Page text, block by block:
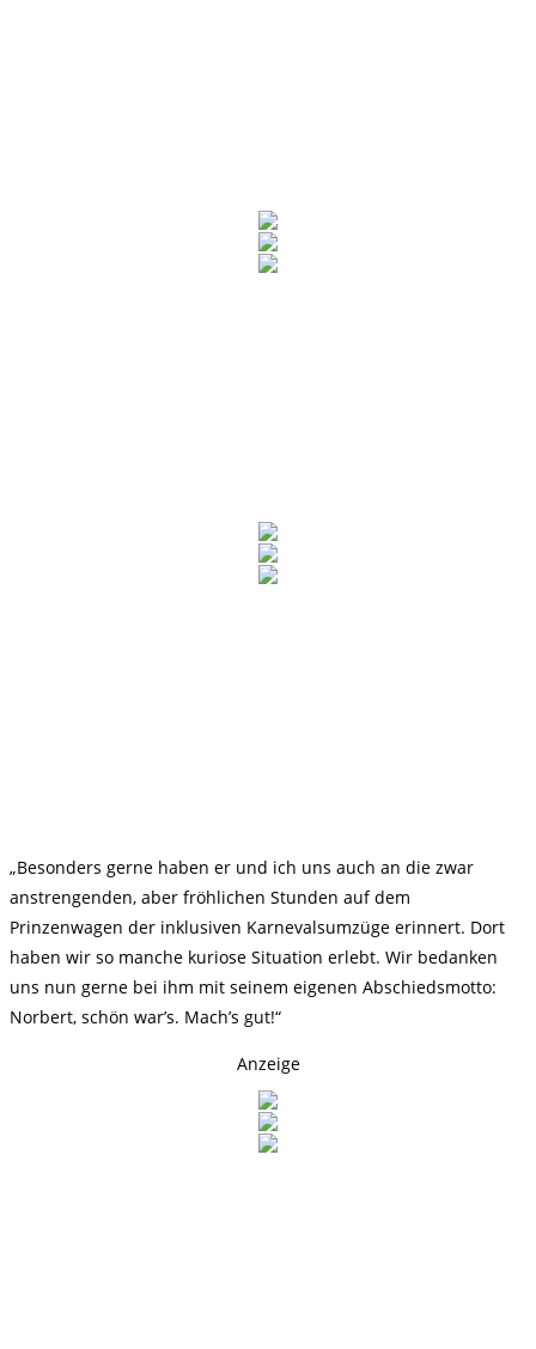
„Besonders gerne haben er und ich uns auch an die zwar
anstrengenden, aber fröhlichen Stunden auf dem
Prinzenwagen der inklusiven Karnevalsumzüge erinnert. Dort
haben wir so manche kuriose Situation erlebt. Wir bedanken
uns nun gerne bei ihm mit seinem eigenen Abschiedsmotto:
Norbert, schön war’s. Mach’s gut!“
Anzeige